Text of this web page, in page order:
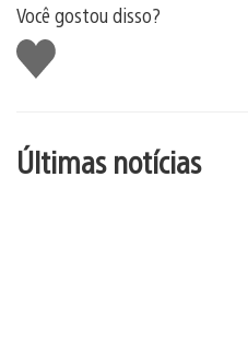
Você gostou disso?
Curtir
Últimas notícias